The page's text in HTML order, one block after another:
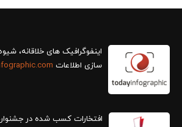
سازی اطلاعات
افتخارات کسب شده در